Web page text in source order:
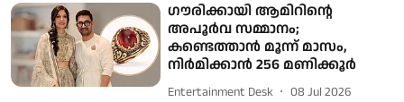
ഗൗരിക്കായി ആമിറിന്റെ
അപൂര്‍വ സമ്മാനം;
കണ്ടെത്താന്‍ മൂന്ന് മാസം,
നിര്‍മിക്കാന്‍ 256 മണിക്കൂര്‍
Entertainment Desk 08 Jul 2026